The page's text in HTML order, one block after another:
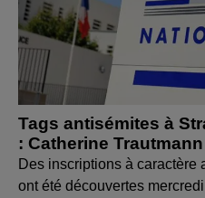
Tags antisémites à
: Catherine
Des inscriptions à caractère
ont été découvertes